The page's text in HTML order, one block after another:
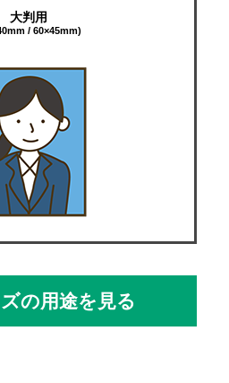
大判用
/ 60×45mm)
の用途を見る